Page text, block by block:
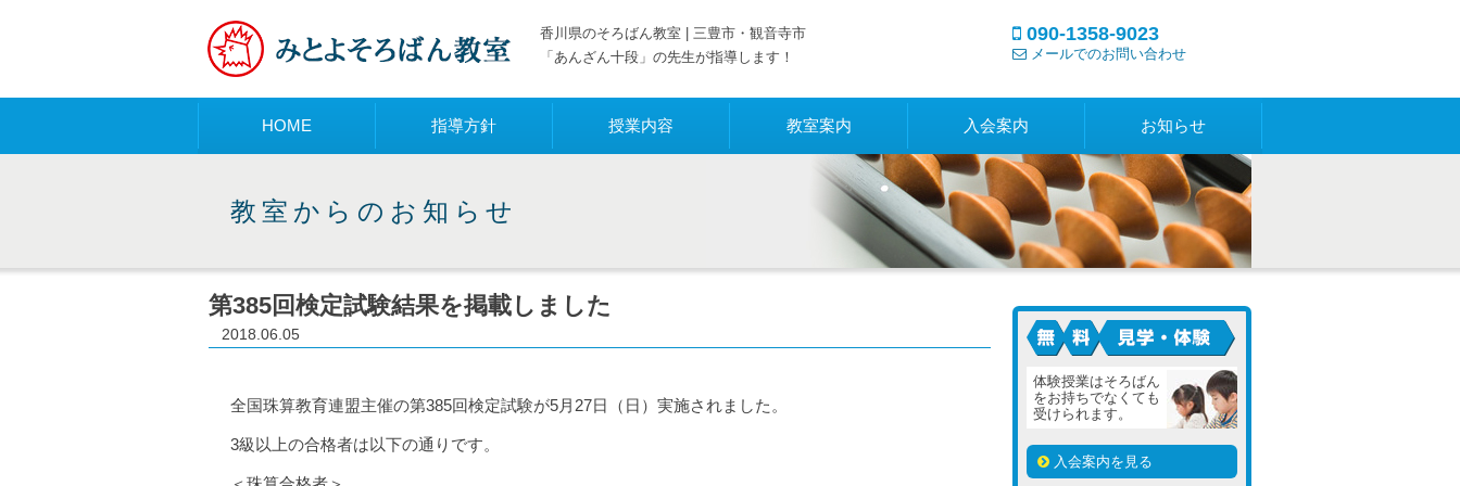
香川県のそろばん教室 | 三豊市・観音寺市
「あんざん十段」の先生が指導します！
090-1358-9023
メールでのお問い合わせ
HOME 指導方針 授業内容 教室案内 入会案内 お知らせ
教室からのお知らせ
第385回検定試験結果を掲載しました
2018.06.05
全国珠算教育連盟主催の第385回検定試験が5月27日（日）実施されました。
3級以上の合格者は以下の通りです。
体験授業はそろばん
をお持ちでなくても
受けられます。
入会案内を見る